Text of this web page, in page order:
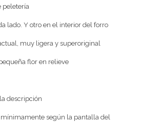
peletería
lado. Y otro en el interior del forro
muy ligera y superoriginal
flor en relieve
descripción
según la pantalla del